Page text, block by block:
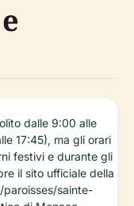
dalle 9:00 alle
17:45), ma gli orari
festivi e durante gli
il sito ufficiale della
sainte-